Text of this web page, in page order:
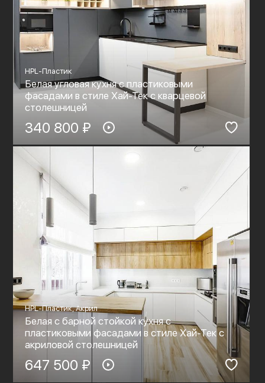
HPL-Пластик
Белая угловая кухня с пластиковыми
фасадами в стиле Хай-Тек с кварцевой
столешницей
340 800 ₽
HPL-Пластик, Акрил
Белая с барной стойкой кухня с
пластиковыми фасадами в стиле Хай-Тек c
акриловой столешницей
647 500 ₽